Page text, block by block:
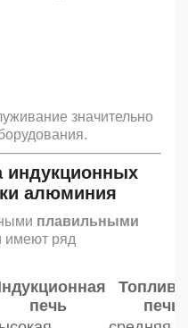
значительно
индукционных
алюминия
плавильными
имеют ряд
печь
печь